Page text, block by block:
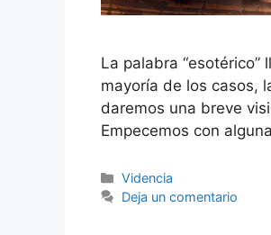
La palabra
mayoría de los casos,
daremos una breve
Empecemos con
Categorías
Videncia
Deja un comentario